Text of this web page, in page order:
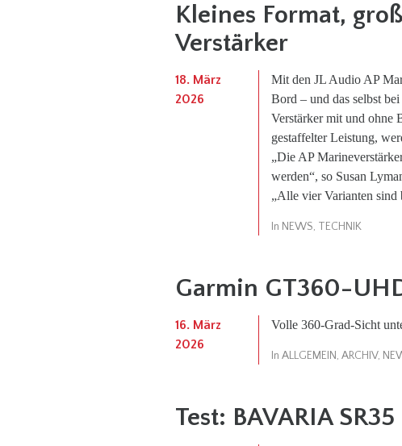
Kleines Format,
Verstärker
18. März
2026
Mit den JL Audio AP
Bord – und das selbst
Verstärker mit und ohne
gestaffelter Leistung,
„Die AP
werden“, so Susan
„Alle vier Varianten sind
In NEWS, TECHNIK
Garmin GT360-
16. März
2026
Volle 360-Grad-Sicht
In ALLGEMEIN, ARCHIV,
Test: BAVARIA